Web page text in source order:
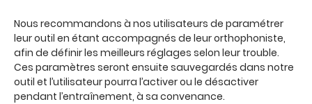
Nous recommandons à nos utilisateurs de paramétrer
leur outil en étant accompagnés de leur orthophoniste,
afin de définir les meilleurs réglages selon leur trouble.
Ces paramètres seront ensuite sauvegardés dans notre
outil et l’utilisateur pourra l’activer ou le désactiver
pendant l’entraînement, à sa convenance.